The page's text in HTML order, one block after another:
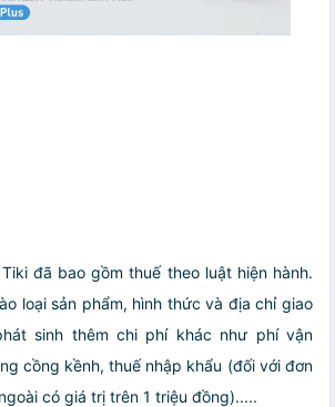
đã bao gồm thuế theo luật hiện hành.
loại sản phẩm, hình thức và địa chỉ giao
sinh thêm chi phí khác như phí vận
cồng kềnh, thuế nhập khẩu (đối với đơn
có giá trị trên 1 triệu đồng).....